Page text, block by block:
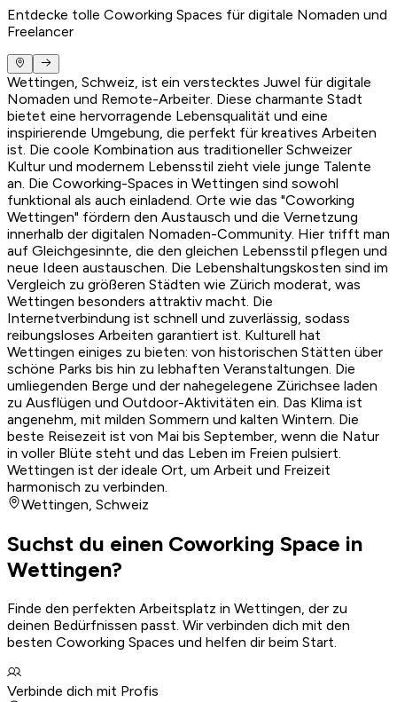
Entdecke tolle Coworking Spaces für digitale Nomaden und
Freelancer
Wettingen, Schweiz, ist ein verstecktes Juwel für digitale
Nomaden und Remote-Arbeiter. Diese charmante Stadt
bietet eine hervorragende Lebensqualität und eine
inspirierende Umgebung, die perfekt für kreatives Arbeiten
ist. Die coole Kombination aus traditioneller Schweizer
Kultur und modernem Lebensstil zieht viele junge Talente
an. Die Coworking-Spaces in Wettingen sind sowohl
funktional als auch einladend. Orte wie das "Coworking
Wettingen" fördern den Austausch und die Vernetzung
innerhalb der digitalen Nomaden-Community. Hier trifft man
auf Gleichgesinnte, die den gleichen Lebensstil pflegen und
neue Ideen austauschen. Die Lebenshaltungskosten sind im
Vergleich zu größeren Städten wie Zürich moderat, was
Wettingen besonders attraktiv macht. Die
Internetverbindung ist schnell und zuverlässig, sodass
reibungsloses Arbeiten garantiert ist. Kulturell hat
Wettingen einiges zu bieten: von historischen Stätten über
schöne Parks bis hin zu lebhaften Veranstaltungen. Die
umliegenden Berge und der nahegelegene Zürichsee laden
zu Ausflügen und Outdoor-Aktivitäten ein. Das Klima ist
angenehm, mit milden Sommern und kalten Wintern. Die
beste Reisezeit ist von Mai bis September, wenn die Natur
in voller Blüte steht und das Leben im Freien pulsiert.
Wettingen ist der ideale Ort, um Arbeit und Freizeit
harmonisch zu verbinden.
Wettingen, Schweiz
Suchst du einen Coworking Space in
Wettingen?
Finde den perfekten Arbeitsplatz in Wettingen, der zu
deinen Bedürfnissen passt. Wir verbinden dich mit den
besten Coworking Spaces und helfen dir beim Start.
Verbinde dich mit Profis